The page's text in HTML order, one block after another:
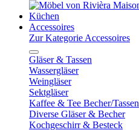
Küchen
Accessoires
Zur Kategorie Accessoires
Gläser & Tassen
Wassergläser
Weingläser
Sektgläser
Kaffee & Tee Becher/Tassen
Diverse Gläser & Becher
Kochgeschirr & Besteck